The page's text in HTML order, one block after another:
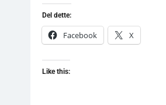
Del dette:
Facebook X
Like this: